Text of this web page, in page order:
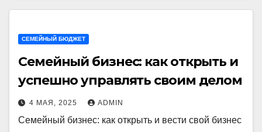
СЕМЕЙНЫЙ БЮДЖЕТ
Семейный бизнес: как открыть и
успешно управлять своим делом
4 МАЯ, 2025 ADMIN
Семейный бизнес: как открыть и вести свой бизнес